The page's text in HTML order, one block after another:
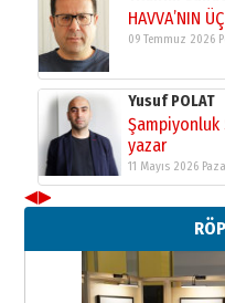
HAVVA’NIN
09 Temmuz 2026
Yusuf POLAT
Şampiyonluk
yazar
11 Mayıs 2026
Neşat YALÇIN
Paranın Aile
03 Ağustos 2026 Pazartesi
◀▶